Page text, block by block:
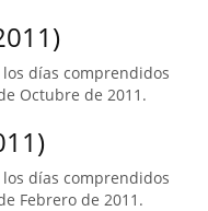
días comprendidos
Octubre de 2011.
días comprendidos
Febrero de 2011.